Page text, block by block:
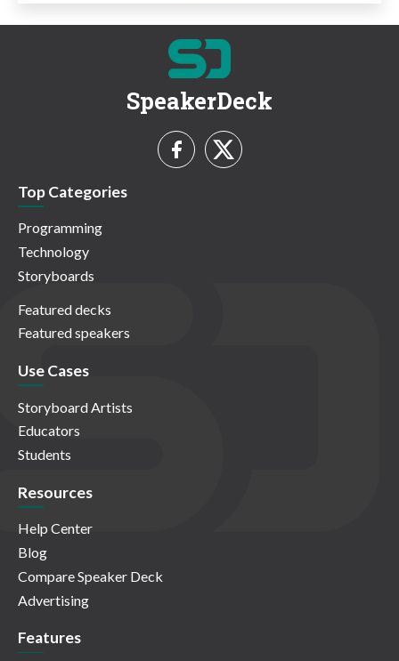
SpeakerDeck
Top Categories
Programming
Technology
Storyboards
Featured decks
Featured speakers
Use Cases
Storyboard Artists
Educators
Students
Resources
Help Center
Blog
Compare Speaker Deck
Advertising
Features